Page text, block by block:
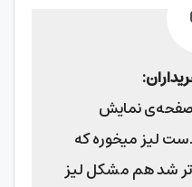
صفحه‌ی نمایش
لیز میخوره که
شد هم مشکل لیز